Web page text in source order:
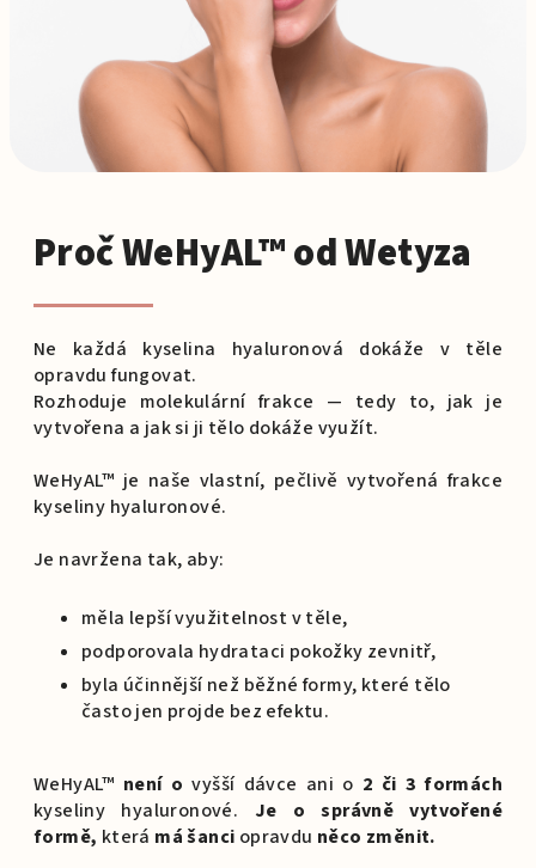
Proč WeHyAL™ od Wetyza
Ne každá kyselina hyaluronová dokáže v těle
opravdu fungovat.
Rozhoduje molekulární frakce — tedy to, jak je
vytvořena a jak si ji tělo dokáže využít.
WeHyAL™ je naše vlastní, pečlivě vytvořená frakce
kyseliny hyaluronové.
Je navržena tak, aby:
měla lepší využitelnost v těle,
podporovala hydrataci pokožky zevnitř,
byla účinnější než běžné formy, které tělo
často jen projde bez efektu.
WeHyAL™ není o vyšší dávce ani o 2 či 3 formách
kyseliny hyaluronové. Je o správně vytvořené
formě, která má šanci opravdu něco změnit.